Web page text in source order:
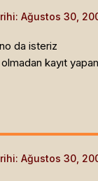
Ağustos 30,
da isteriz
kayıt
Ağustos 30,